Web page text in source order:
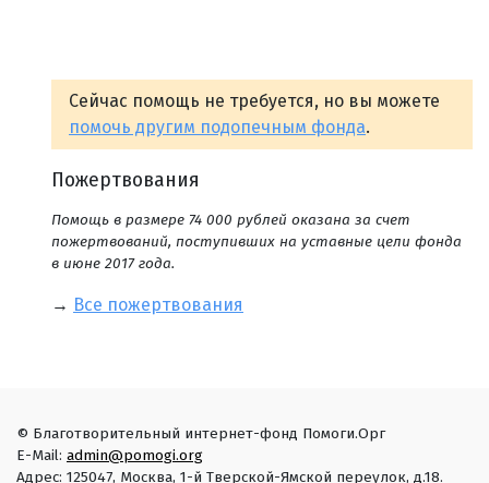
Сейчас помощь не требуется, но вы можете
помочь другим подопечным фонда.
Пожертвования
Помощь в размере 74 000 рублей оказана за счет
пожертвований, поступивших на уставные цели фонда
в июне 2017 года.
→ Все пожертвования
© Благотворительный интернет-фонд Помоги.Орг
E-Mail: admin@pomogi.org
Адрес: 125047, Москва, 1-й Тверской-Ямской переулок, д.18.